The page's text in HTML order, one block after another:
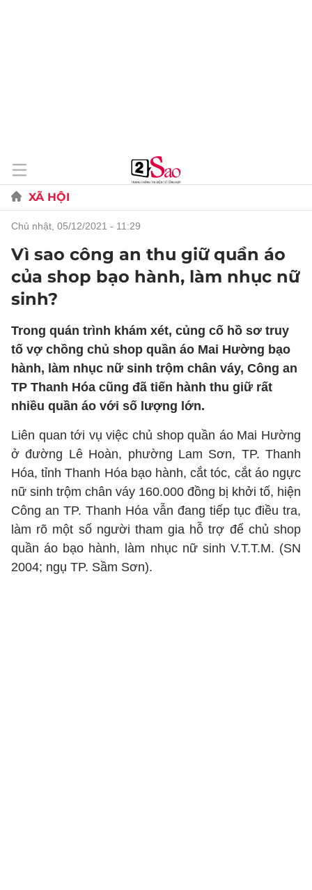
XÃ HỘI
chủ nhật, 05/12/2021 - 11:29
Vì sao công an thu giữ quần áo
của shop bạo hành, làm nhục nữ
sinh?
Trong quán trình khám xét, củng cố hồ sơ truy
tố vợ chồng chủ shop quần áo Mai Hường bạo
hành, làm nhục nữ sinh trộm chân váy, Công an
TP Thanh Hóa cũng đã tiến hành thu giữ rất
nhiều quần áo với số lượng lớn.
Liên quan tới vụ việc chủ shop quần áo Mai Hường
ở đường Lê Hoàn, phường Lam Sơn, TP. Thanh
Hóa, tỉnh Thanh Hóa bạo hành, cắt tóc, cắt áo ngực
nữ sinh trộm chân váy 160.000 đồng bị khởi tố, hiện
Công an TP. Thanh Hóa vẫn đang tiếp tục điều tra,
làm rõ một số người tham gia hỗ trợ để chủ shop
quần áo bạo hành, làm nhục nữ sinh V.T.T.M. (SN
2004; ngụ TP. Sầm Sơn).